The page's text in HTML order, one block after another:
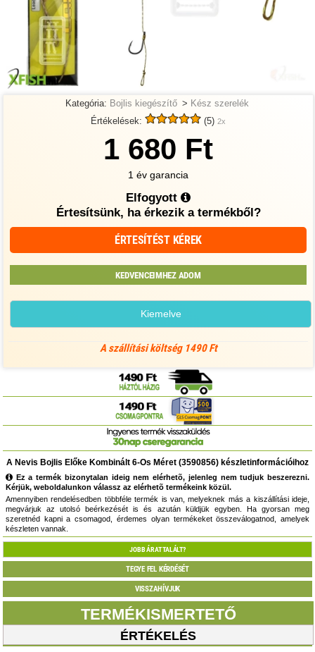
Kategória: Bojlis kiegészítő > Kész szerelék
Értékelések:
(5) 2x
1 680 Ft
1 év garancia
Elfogyott
Értesítsünk, ha érkezik a termékből?
ÉRTESÍTÉST KÉREK
KEDVENCEIMHEZ ADOM
Kiemelve
A szállítási költség 1490 Ft
A Nevis Bojlis Előke Kombinált 6-Os Méret (3590856) készletinformációihoz
Ez a termék bizonytalan ideig nem elérhetõ, jelenleg nem tudjuk beszerezni.
Kérjük, weboldalunkon válassz az elérhetõ termékeink közül.
Amennyiben rendelésedben többféle termék is van, melyeknek más a kiszállítási ideje,
megvárjuk az utolsó beérkezését is és azután küldjük egyben. Ha gyorsan meg
szeretnéd kapni a csomagod, érdemes olyan termékeket összeválogatnod, amelyek
készleten vannak.
JOBB ÁRAT TALÁLT?
TEGYE FEL KÉRDÉSÉT
VISSZAHÍVJUK
TERMÉKISMERTETŐ
ÉRTÉKELÉS